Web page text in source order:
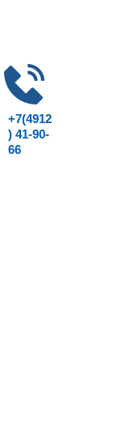
+7(4912
) 41-90-
66